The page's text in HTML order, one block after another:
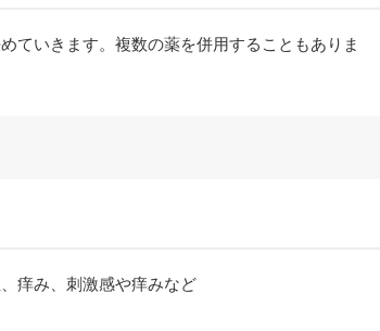
ていきます。複数の薬を併用することもありま
痒み、刺激感や痒みなど